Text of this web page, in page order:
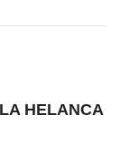
HELANCA